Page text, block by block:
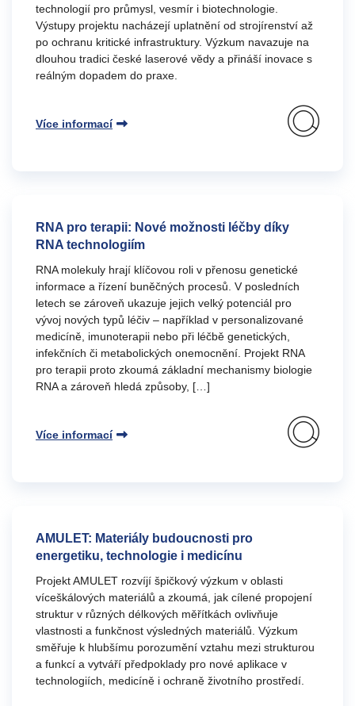
technologií pro průmysl, vesmír i biotechnologie.
Výstupy projektu nacházejí uplatnění od strojírenství až
po ochranu kritické infrastruktury. Výzkum navazuje na
dlouhou tradici české laserové vědy a přináší inovace s
reálným dopadem do praxe.
Více informací
RNA pro terapii: Nové možnosti léčby díky
RNA technologiím
RNA molekuly hrají klíčovou roli v přenosu genetické
informace a řízení buněčných procesů. V posledních
letech se zároveň ukazuje jejich velký potenciál pro
vývoj nových typů léčiv – například v personalizované
medicíně, imunoterapii nebo při léčbě genetických,
infekčních či metabolických onemocnění. Projekt RNA
pro terapii proto zkoumá základní mechanismy biologie
RNA a zároveň hledá způsoby, […]
Více informací
AMULET: Materiály budoucnosti pro
energetiku, technologie i medicínu
Projekt AMULET rozvíjí špičkový výzkum v oblasti
víceškálových materiálů a zkoumá, jak cílené propojení
struktur v různých délkových měřítkách ovlivňuje
vlastnosti a funkčnost výsledných materiálů. Výzkum
směřuje k hlubšímu porozumění vztahu mezi strukturou
a funkcí a vytváří předpoklady pro nové aplikace v
technologiích, medicíně i ochraně životního prostředí.